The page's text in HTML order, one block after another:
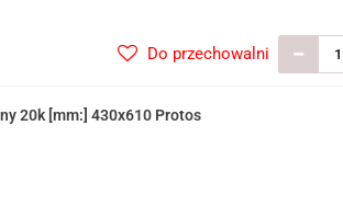
Do przechowalni
20k [mm:] 430x610 Protos